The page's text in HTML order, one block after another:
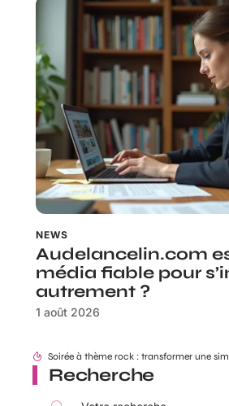
NEWS
Audelancelin.com
média fiable pour
autrement ?
1 août 2026
Recherche